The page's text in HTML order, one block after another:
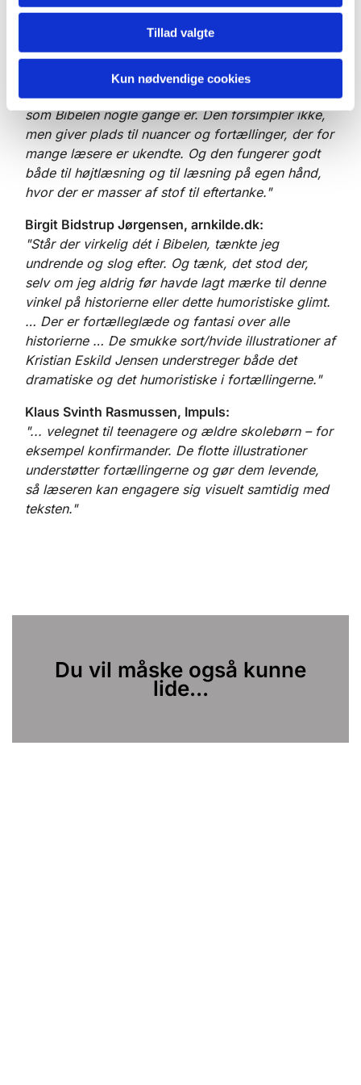
Tillad valgte
Kun nødvendige cookies
Bibelens skikkelser ... Kristian Eskild Jensens
illustrationer spiller godt sammen med historierne.
De er meget udtryksfulde og virker både moderne
og klassiske ... Samlet set giver "Usædvanlige
Bibelhistorier" en ny forståelse for det uforståelige,
som Bibelen nogle gange er. Den forsimpler ikke,
men giver plads til nuancer og fortællinger, der for
mange læsere er ukendte. Og den fungerer godt
både til højtlæsning og til læsning på egen hånd,
hvor der er masser af stof til eftertanke."
Birgit Bidstrup Jørgensen, arnkilde.dk:
"Står der virkelig dét i Bibelen, tænkte jeg
undrende og slog efter. Og tænk, det stod der,
selv om jeg aldrig før havde lagt mærke til denne
vinkel på historierne eller dette humoristiske glimt.
… Der er fortælleglæde og fantasi over alle
historierne … De smukke sort/hvide illustrationer af
Kristian Eskild Jensen understreger både det
dramatiske og det humoristiske i fortællingerne."
Klaus Svinth Rasmussen, Impuls:
"... velegnet til teenagere og ældre skolebørn – for
eksempel konfirmander. De flotte illustrationer
understøtter fortællingerne og gør dem levende,
så læseren kan engagere sig visuelt samtidig med
teksten."
Du vil måske også kunne
lide...